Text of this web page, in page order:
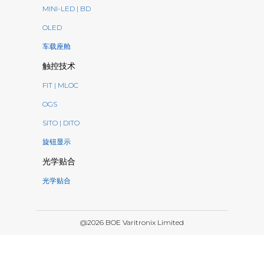
MINI-LED | BD
OLED
车载座舱
触控技术
FIT | MLOC
OGS
SITO | DITO
旋钮显示
光学贴合
光学贴合
@2026 BOE Varitronix Limited